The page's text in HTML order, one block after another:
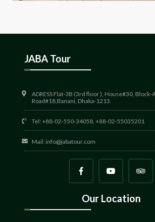
JABA Tour
ADRESS Flat-3B (3rd floor ), House#30, Block-
Road#18,Banani, Dhaka-1213.
Tel: +88-02-550-34058, +88-02-55035201
Mail: info@jabatour.com
Our Location